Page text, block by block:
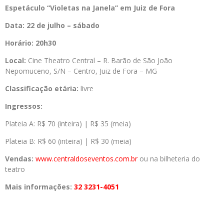
Espetáculo “Violetas na Janela” em Juiz de Fora
Data: 22 de julho – sábado
Horário: 20h30
Local: Cine Theatro Central – R. Barão de São João
Nepomuceno, S/N – Centro, Juiz de Fora – MG
Classificação etária: livre
Ingressos:
Plateia A: R$ 70 (inteira) | R$ 35 (meia)
Plateia B: R$ 60 (inteira) | R$ 30 (meia)
Vendas: www.centraldoseventos.com.br ou na bilheteria do
teatro
Mais informações: 32 3231-4051